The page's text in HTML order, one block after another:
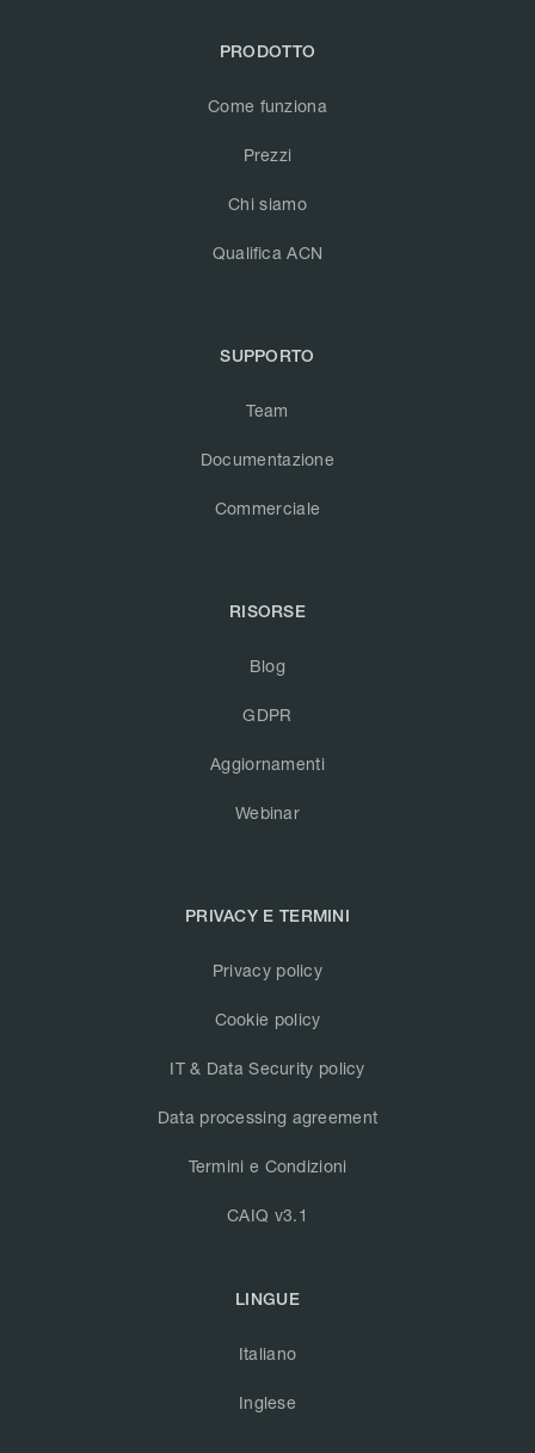
PRODOTTO
Come funziona
Prezzi
Chi siamo
Qualifica ACN
SUPPORTO
Team
Documentazione
Commerciale
RISORSE
Blog
GDPR
Aggiornamenti
Webinar
PRIVACY E TERMINI
Privacy policy
Cookie policy
IT & Data Security policy
Data processing agreement
Termini e Condizioni
CAIQ v3.1
LINGUE
Italiano
Inglese